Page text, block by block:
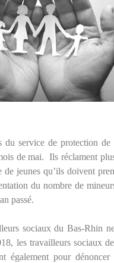
du service de protection
de mai. Ils réclament
de jeunes qu’ils doivent
du nombre de
passé.
sociaux du Bas-Rhin
les travailleurs sociaux
également pour